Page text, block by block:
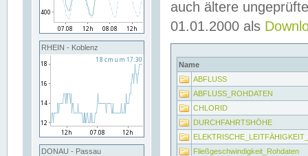
RHEIN - Koblenz
DONAU - Passau
auch ältere
01.01.2000 als
Name
ABFLUSS
ABFLUSS_ROHDATEN
CHLORID
DURCHFAHRTSHÖHE
Fließgeschwindigkeit_Rohdaten